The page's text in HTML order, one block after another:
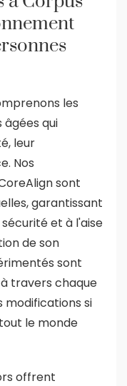
les
âgées qui
leur
Nos
sont
garantissant
et à l'aise
de son
sont
travers chaque
modifications si
le monde
offrent